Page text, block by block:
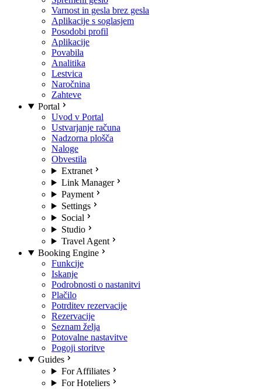
Varnost in gesla brez gesla
Aplikacije s soglasjem
Posodobi profil
Aplikacije
Povabila
Analitika
Lestvica
Naročnina
Zahteve
Portal
Uvod v Portal
Ustvarjanje računa
Nadzorna plošča
Naloge
Obvestila
Extranet
Link Manager
Payment
Settings
Social
Studio
Travel Agent
Booking Engine
Funkcije
Iskanje
Podrobnosti o nastanitvi
Plačilo
Potrditev rezervacije
Rezervacije
Seznam želja
Potovalne nastavitve
Pogoji storitve
Guides
For Affiliates
For Hoteliers